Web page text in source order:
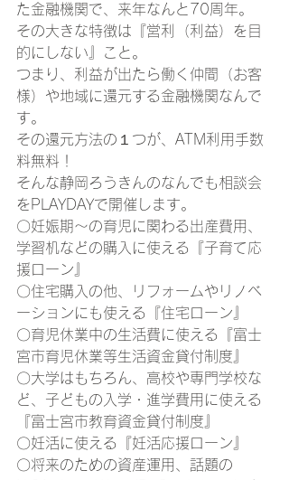
た金融機関で、来年なんと70周年。
その大きな特徴は『営利（利益）を目
的にしない』こと。
つまり、利益が出たら働く仲間（お客
様）や地域に還元する金融機関なんで
す。
その還元方法の１つが、ATM利用手数
料無料！
そんな静岡ろうきんのなんでも相談会
をPLAYDAYで開催します。
〇妊娠期～の育児に関わる出産費用、
学習机などの購入に使える『子育て応
援ローン』
〇住宅購入の他、リフォームやリノベ
ーションにも使える『住宅ローン』
〇育児休業中の生活費に使える『富士
宮市育児休業等生活資金貸付制度』
〇大学はもちろん、高校や専門学校な
ど、子どもの入学・進学費用に使える
『富士宮市教育資金貸付制度』
〇妊活に使える『妊活応援ローン』
〇将来のための資産運用、話題の